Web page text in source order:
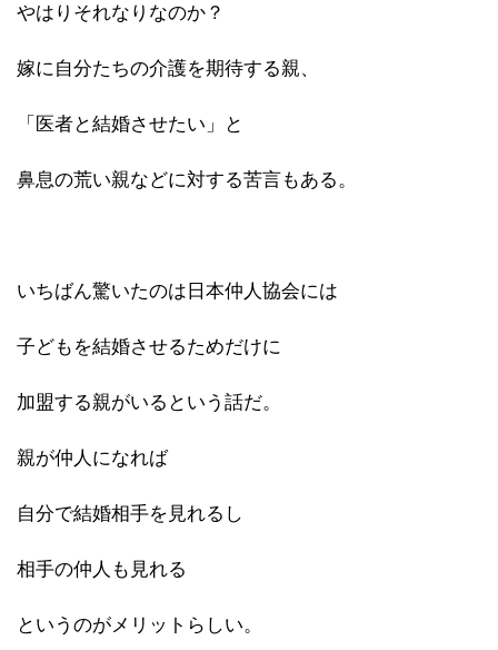
やはりそれなりなのか？
嫁に自分たちの介護を期待する親、
「医者と結婚させたい」と
鼻息の荒い親などに対する苦言もある。
いちばん驚いたのは日本仲人協会には
子どもを結婚させるためだけに
加盟する親がいるという話だ。
親が仲人になれば
自分で結婚相手を見れるし
相手の仲人も見れる
というのがメリットらしい。